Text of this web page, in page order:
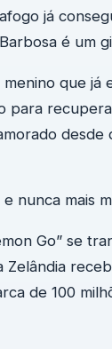
já
é um
que já
para
e nunca mais
Go” se
Zelândia
de 100